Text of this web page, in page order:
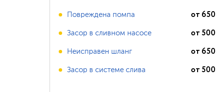
Повреждена помпа от 650
Засор в сливном насосе от 500
Неисправен шланг от 650
Засор в системе слива от 500